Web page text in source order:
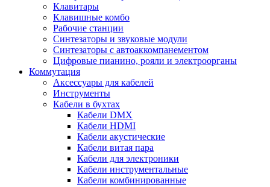
Клавитары
Клавишные комбо
Рабочие станции
Синтезаторы и звуковые модули
Синтезаторы с автоаккомпанементом
Цифровые пианино, рояли и электроорганы
Коммутация
Аксессуары для кабелей
Инструменты
Кабели в бухтах
Кабели DMX
Кабели HDMI
Кабели акустические
Кабели витая пара
Кабели для электроники
Кабели инструментальные
Кабели комбинированные